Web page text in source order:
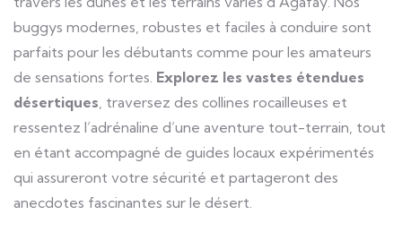
buggys modernes, robustes et faciles à conduire sont
parfaits pour les débutants comme pour les amateurs
de sensations fortes. Explorez les vastes étendues
désertiques, traversez des collines rocailleuses et
ressentez l’adrénaline d’une aventure tout-terrain, tout
en étant accompagné de guides locaux expérimentés
qui assureront votre sécurité et partageront des
anecdotes fascinantes sur le désert.